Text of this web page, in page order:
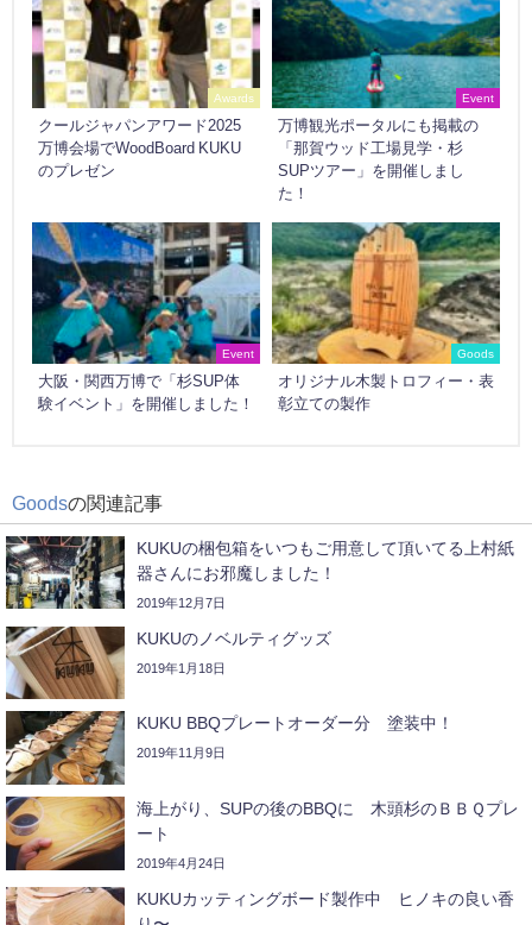
Awards
クールジャパンアワード2025
万博会場でWoodBoard KUKU
のプレゼン
Event
万博観光ポータルにも掲載の
「那賀ウッド工場見学・杉
SUPツアー」を開催しまし
た！
Event
大阪・関西万博で「杉SUP体
験イベント」を開催しました！
Goods
オリジナル木製トロフィー・表
彰立ての製作
Goodsの関連記事
KUKUの梱包箱をいつもご用意して頂いてる上村紙
器さんにお邪魔しました！
2019年12月7日
KUKUのノベルティグッズ
2019年1月18日
KUKU BBQプレートオーダー分 塗装中！
2019年11月9日
海上がり、SUPの後のBBQに 木頭杉のＢＢＱプレ
ート
2019年4月24日
KUKUカッティングボード製作中 ヒノキの良い香